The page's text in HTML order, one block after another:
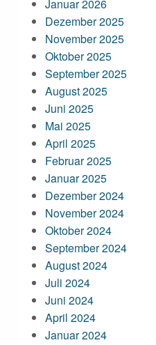
Januar 2026
Dezember 2025
November 2025
Oktober 2025
September 2025
August 2025
Juni 2025
Mai 2025
April 2025
Februar 2025
Januar 2025
Dezember 2024
November 2024
Oktober 2024
September 2024
August 2024
Juli 2024
Juni 2024
April 2024
Januar 2024